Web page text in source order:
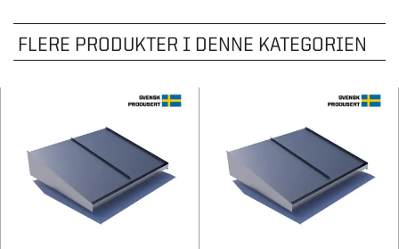
FLERE PRODUKTER I DENNE KATEGORIEN